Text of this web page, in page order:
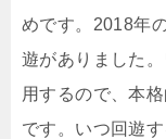
めです。2018年
遊がありました
用するので、本
です。いつ回遊